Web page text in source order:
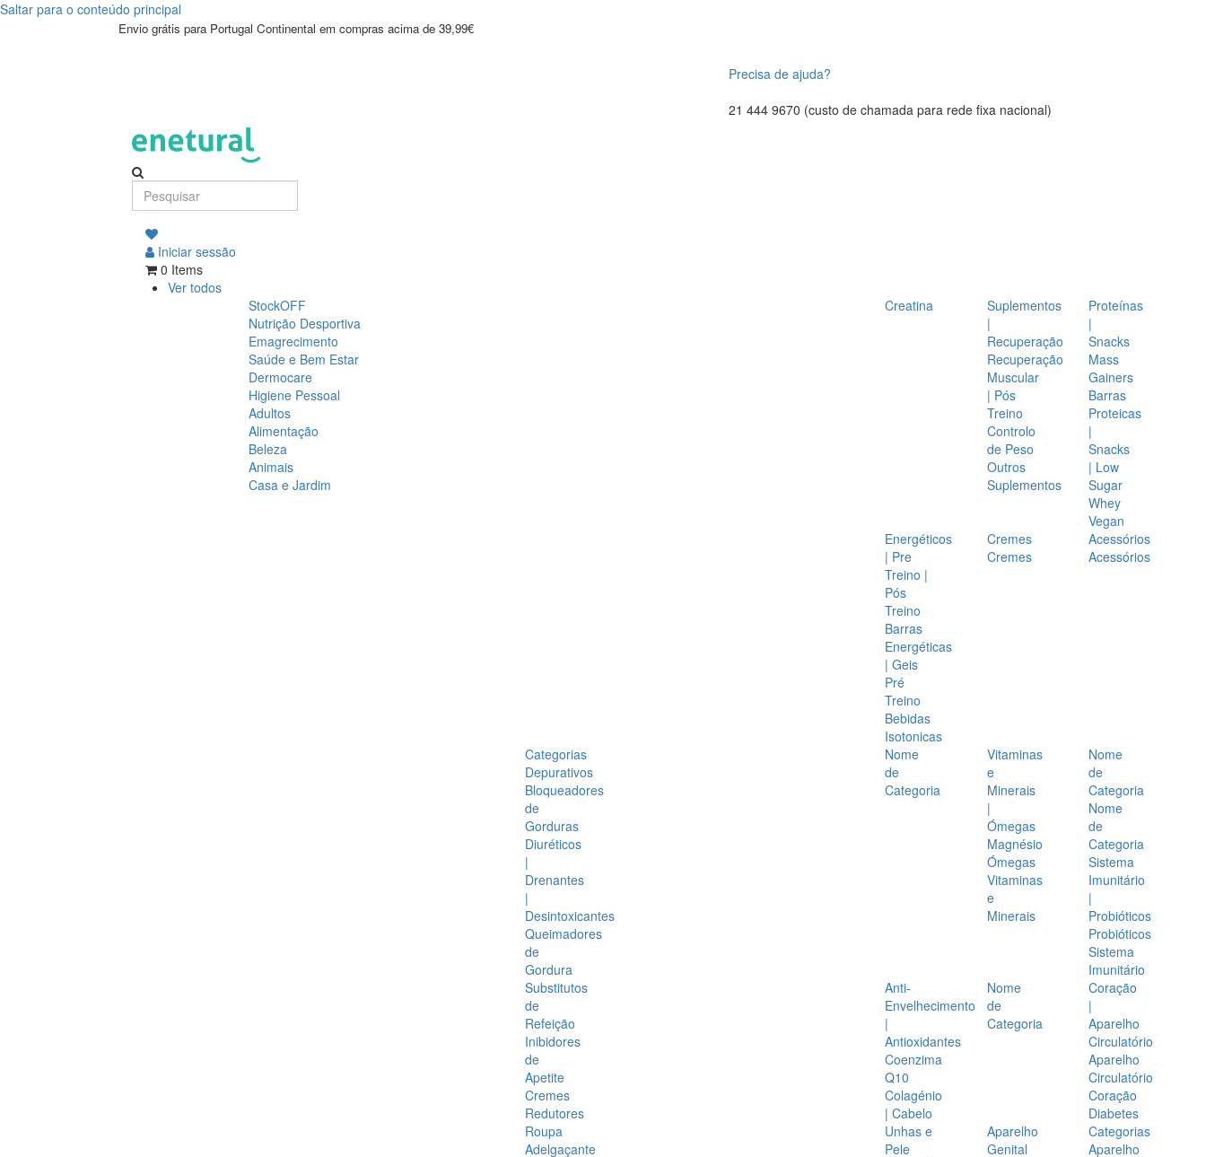
Saltar para o conteúdo principal
Envio grátis para Portugal Continental em compras acima de 39,99€
Precisa de ajuda?
21 444 9670 (custo de chamada para rede fixa nacional)
Iniciar sessão
0 Items
Ver todos
StockOFF
Nutrição Desportiva
Emagrecimento
Saúde e Bem Estar
Dermocare
Higiene Pessoal
Adultos
Alimentação
Beleza
Animais
Casa e Jardim
Creatina
Suplementos
|
Recuperação
Recuperação
Muscular
| Pós
Treino
Controlo
de Peso
Outros
Suplementos
Proteínas
|
Snacks
Mass
Gainers
Barras
Proteicas
|
Snacks
| Low
Sugar
Whey
Vegan
Energéticos
| Pre
Treino |
Pós
Treino
Barras
Energéticas
| Geis
Pré
Treino
Bebidas
Isotonicas
Cremes
Cremes
Acessórios
Acessórios
Categorias
Depurativos
Bloqueadores
de
Gorduras
Diuréticos
|
Drenantes
|
Desintoxicantes
Queimadores
de
Gordura
Substitutos
de
Refeição
Inibidores
de
Apetite
Cremes
Redutores
Roupa
Adelgaçante
Nome
de
Categoria
Vitaminas
e
Minerais
|
Ómegas
Magnésio
Ómegas
Vitaminas
e
Minerais
Nome
de
Categoria
Nome
de
Categoria
Sistema
Imunitário
|
Probióticos
Probióticos
Sistema
Imunitário
Anti-
Envelhecimento
|
Antioxidantes
Coenzima
Q10
Colagénio
| Cabelo
Unhas e
Pele
Nome
de
Categoria
Coração
|
Aparelho
Circulatório
Aparelho
Circulatório
Coração
Diabetes
Aparelho
Genital
Categorias
Aparelho